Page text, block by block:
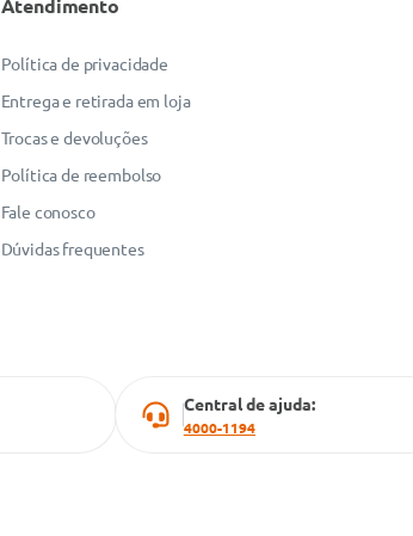
Atendimento
Política de privacidade
Entrega e retirada em loja
Trocas e devoluções
Política de reembolso
Fale conosco
Dúvidas frequentes
Central de ajuda:
4000-1194